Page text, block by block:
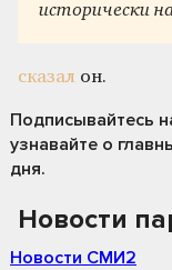
исторически
сказал он.
Подписывайтесь
узнавайте о
дня.
Новости
Новости СМИ2